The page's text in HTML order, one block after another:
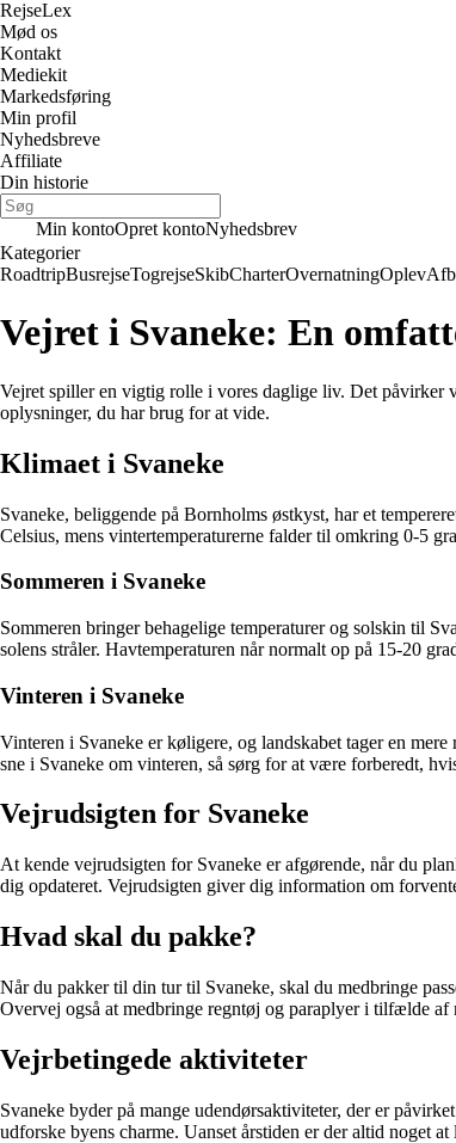
RejseLex
Mød os
Kontakt
Mediekit
Markedsføring
Min profil
Nyhedsbreve
Affiliate
Din historie
Min kontoOpret kontoNyhedsbrev
Kategorier
RoadtripBusrejseTogrejseSkibCharterOvernatningOplev
Vejret i Svaneke: En
Vejret spiller en vigtig rolle i vores daglige liv. Det påvirker
oplysninger, du har brug for at vide.
Klimaet i Svaneke
Svaneke, beliggende på Bornholms østkyst, har et
Celsius, mens vintertemperaturerne falder til omkring 0-5
Sommeren i Svaneke
Sommeren bringer behagelige temperaturer og solskin til
solens stråler. Havtemperaturen når normalt op på 15-20
Vinteren i Svaneke
Vinteren i Svaneke er køligere, og landskabet tager en
sne i Svaneke om vinteren, så sørg for at være forberedt,
Vejrudsigten for Svaneke
At kende vejrudsigten for Svaneke er afgørende, når du
dig opdateret. Vejrudsigten giver dig information om
Hvad skal du pakke?
Når du pakker til din tur til Svaneke, skal du medbringe
Overvej også at medbringe regntøj og paraplyer i tilfælde af
Vejrbetingede aktiviteter
Svaneke byder på mange udendørsaktiviteter, der er
udforske byens charme. Uanset årstiden er der altid noget at